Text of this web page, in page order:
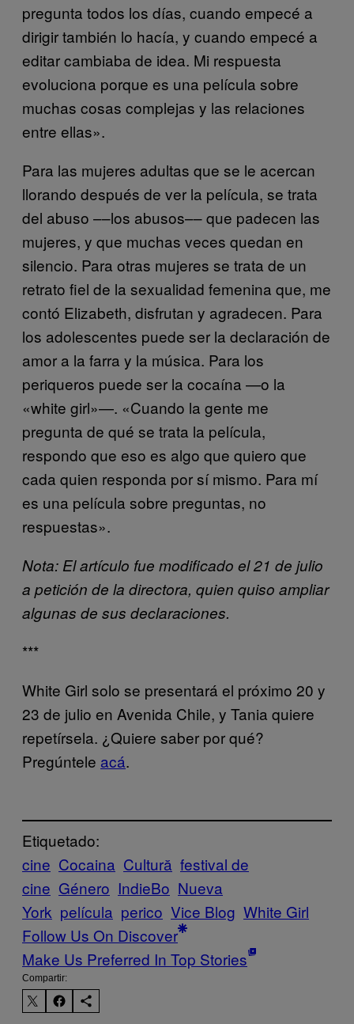
pregunta todos los días, cuando empecé a
dirigir también lo hacía, y cuando empecé a
editar cambiaba de idea. Mi respuesta
evoluciona porque es una película sobre
muchas cosas complejas y las relaciones
entre ellas».
Para las mujeres adultas que se le acercan
llorando después de ver la película, se trata
del abuso ––los abusos–– que padecen las
mujeres, y que muchas veces quedan en
silencio. Para otras mujeres se trata de un
retrato fiel de la sexualidad femenina que, me
contó Elizabeth, disfrutan y agradecen. Para
los adolescentes puede ser la declaración de
amor a la farra y la música. Para los
periqueros puede ser la cocaína —o la
«white girl»—. «Cuando la gente me
pregunta de qué se trata la película,
respondo que eso es algo que quiero que
cada quien responda por sí mismo. Para mí
es una película sobre preguntas, no
respuestas».
Nota: El artículo fue modificado el 21 de julio
a petición de la directora, quien quiso ampliar
algunas de sus declaraciones.
***
White Girl solo se presentará el próximo 20 y
23 de julio en Avenida Chile, y Tania quiere
repetírsela. ¿Quiere saber por qué?
Pregúntele acá.
Etiquetado:
cine Cocaina Cultură festival de
cine Género IndieBo Nueva
York película perico Vice Blog White Girl
Follow Us On Discover
Make Us Preferred In Top Stories
Compartir: